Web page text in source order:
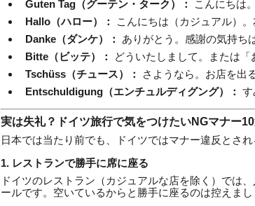
Guten Tag（グーテン・ターク）：
こんにちは
Hallo（ハロー）：
こんにちは（カジュアル）
Danke（ダンケ）：
ありがとう。感謝の気持ち
Bitte（ビッテ）：
どういたしまして。または「
Tschüss（チュース）：
さようなら。お店を出
Entschuldigung（エンチュルディグング）： す
実は失礼？ドイツ旅行で気をつけたいNGマナー
日本では当たり前でも、ドイツではマナー違反とさ
1. レストランで勝手に席に座る
ドイツのレストラン（カジュアルな店を除く）では
ールです。空いているからと勝手に座るのは控えまし